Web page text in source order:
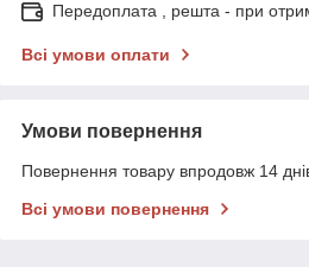
Передоплата , решта - при
Всі умови оплати
Умови повернення
Повернення товару впродовж 14
Всі умови повернення